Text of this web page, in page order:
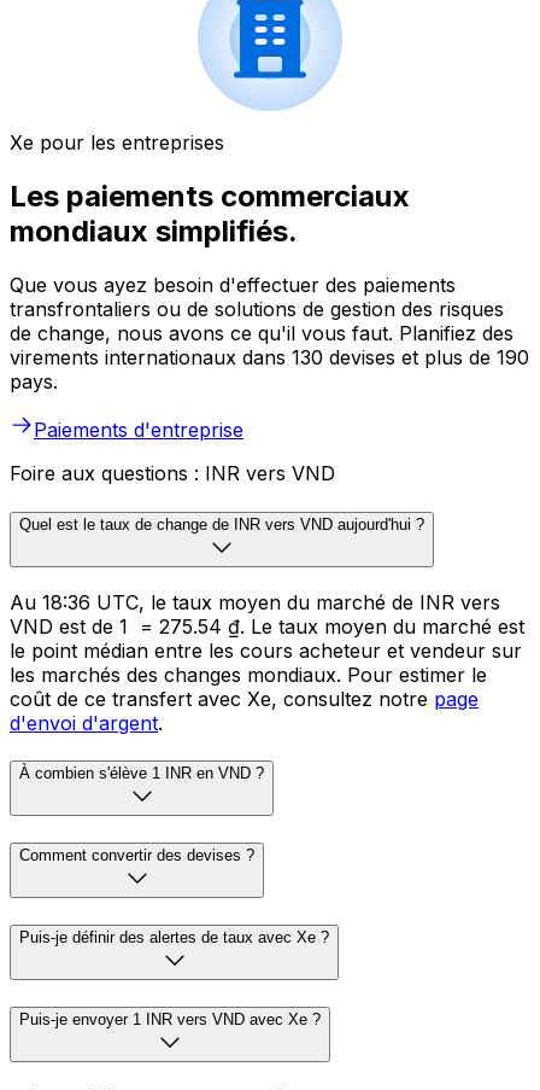
Xe pour les entreprises
Les paiements commerciaux
mondiaux simplifiés.
Que vous ayez besoin d'effectuer des paiements
transfrontaliers ou de solutions de gestion des risques
de change, nous avons ce qu'il vous faut. Planifiez des
virements internationaux dans 130 devises et plus de 190
pays.
Paiements d'entreprise
Foire aux questions : INR vers VND
Quel est le taux de change de INR vers VND aujourd'hui ?
Au 18:36 UTC, le taux moyen du marché de INR vers
VND est de 1 ₹ = 275.54 ₫. Le taux moyen du marché est
le point médian entre les cours acheteur et vendeur sur
les marchés des changes mondiaux. Pour estimer le
coût de ce transfert avec Xe, consultez notre page
d'envoi d'argent.
À combien s'élève 1 INR en VND ?
Comment convertir des devises ?
Puis-je définir des alertes de taux avec Xe ?
Puis-je envoyer 1 INR vers VND avec Xe ?